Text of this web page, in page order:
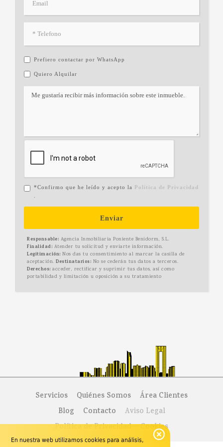
En nuestra web utilizamos cookies para análisis,
Prefiero contactar por WhatsApp
Quiero Alquilar
*Confirmo que he leído y acepto la Política de Privacidad
Enviar
Responsable: Agencia Inmobiliaria Poniente Benidorm, S.L.
Finalidad: Atender tu solicitud y enviarte información.
Legitimación: Nos das tu consentimiento al marcar la casilla de
aceptación. Destinatarios: No se cederán tus datos a terceros.
Derechos: acceder, rectificar y suprimir tus datos, así como
portabilidad y limitación u oposición a su tratamiento
Servicios Quiénes Somos
Área Clientes
Blog
Contacto
Aviso Legal
Política de Privacidad
Cookies